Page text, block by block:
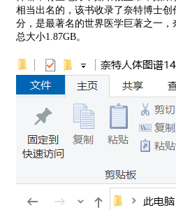
相当出名的，该书收录了奈特博士创
分，是最著名的世界医学巨著之一，
总大小1.87GB。